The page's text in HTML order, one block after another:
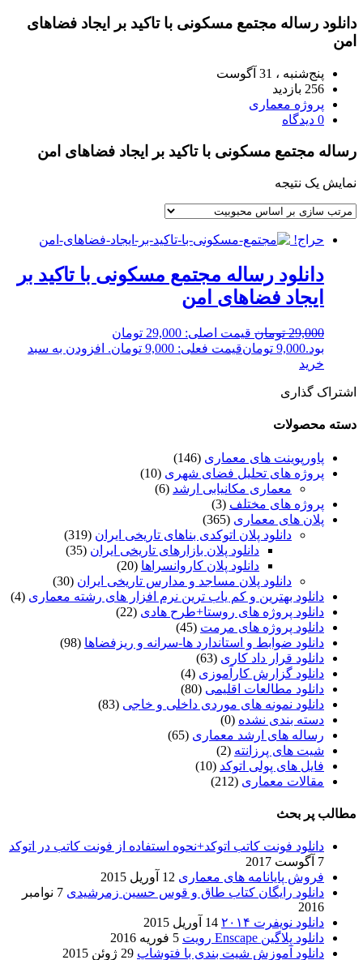
دانلود رساله مجتمع مسکونی با تاکید بر ایجاد فضاهای
امن
پنج‌شنبه ، 31 آگوست
256 بازدید
پروژه معماری
0 دیدگاه
رساله مجتمع مسکونی با تاکید بر ایجاد فضاهای امن
نمایش یک نتیجه
حراج!
دانلود رساله مجتمع مسکونی با تاکید بر
ایجاد فضاهای امن
29,000 تومان
قیمت اصلی: 29,000 تومان
بود.9,000 تومانقیمت فعلی: 9,000 تومان.
افزودن به سبد
خرید
اشتراک گذاری
دسته محصولات
پاورپوینت های معماری (146)
پروژه های تحلیل فضای شهری (10)
معماری مکانیابی ارشد (6)
پروژه های مختلف (3)
پلان های معماری (365)
دانلود پلان اتوکدی بناهای تاریخی ایران (319)
دانلود پلان بازارهای تاریخی ایران (35)
دانلود پلان کاروانسراها (20)
دانلود پلان مساجد و مدارس تاریخی ایران (30)
دانلود بهترین و کم یاب ترین نرم افزار های رشته معماری (4)
دانلود پروژه های روستا+طرح هادی (22)
دانلود پروژه های مرمت (45)
دانلود ضوابط و استاندارد ها-سرانه و ریزفضاها (98)
دانلود قرار داد کاری (63)
دانلود گزارش کارآموزی (4)
دانلود مطالعات اقلیمی (80)
دانلود نمونه های موردی داخلی و خاجی (83)
دسته بندی نشده (0)
رساله های ارشد معماری (65)
شیت های پرزانته (2)
فایل های پولی اتوکد (10)
مقالات معماری (212)
مطالب پر بحث
دانلود فونت کاتب اتوکد+نحوه استفاده از فونت کاتب در اتوکد
7 آگوست 2017
فروش پایانامه های معماری 12 آوریل 2015
دانلود رایگان کتاب طاق و قوس حسین زمرشیدی
7 نوامبر
2016
دانلود نویفرت ۲۰۱۴
14 آوریل 2015
دانلود پلاگین Enscape رویت
5 فوریه 2016
دانلود آموزش شیت بندی با فتوشاپ 29 ژوئن 2015